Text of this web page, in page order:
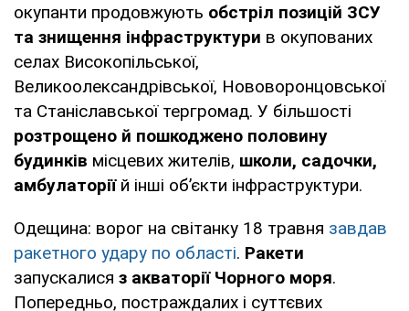
окупанти продовжують обстріл позицій ЗСУ
та знищення інфраструктури в окупованих
селах Високопільської,
Великоолександрівської, Нововоронцовської
та Станіславської тергромад. У більшості
розтрощено й пошкоджено половину
будинків місцевих жителів, школи, садочки,
амбулаторіїй інші об’єкти інфраструктури.
Одещина: ворог на світанку 18 травня завдав
ракетного удару по області. Ракети
запускалися з акваторії Чорного моря.
Попередньо, постраждалих і суттєвих